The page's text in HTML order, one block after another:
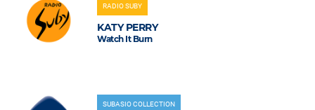
RADIO SUBY
KATY PERRY
Watch It Burn
SUBASIO COLLECTION